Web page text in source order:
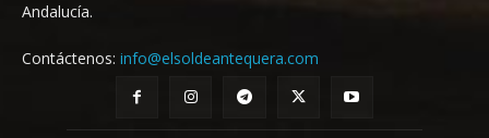
Andalucía.
Contáctenos: info@elsoldeantequera.com